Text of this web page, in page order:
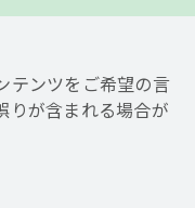
テンツをご希望の言
りが含まれる場合が